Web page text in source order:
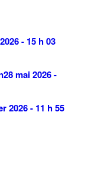
- 15 h 03
28 mai 2026 -
2026 - 11 h 55